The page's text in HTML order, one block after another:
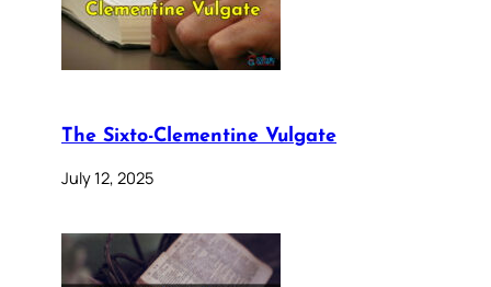
The Sixto-Clementine Vulgate
July 12, 2025